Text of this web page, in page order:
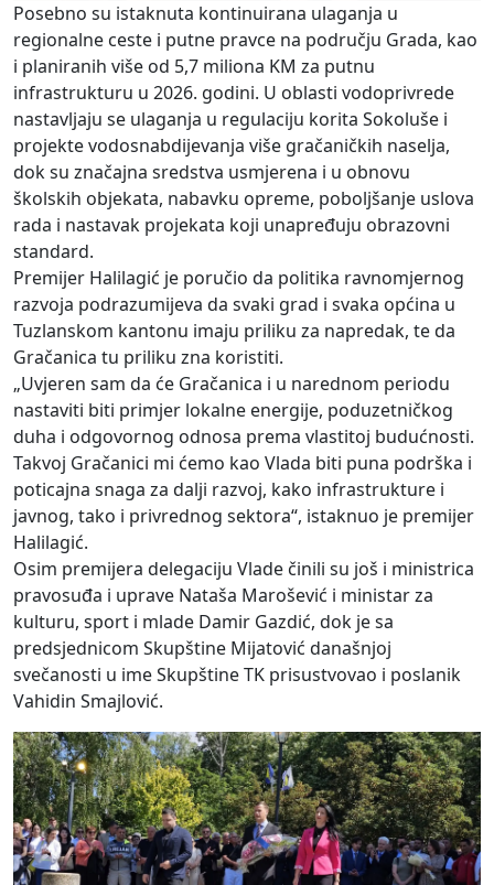
Posebno su istaknuta kontinuirana ulaganja u
regionalne ceste i putne pravce na području Grada, kao
i planiranih više od 5,7 miliona KM za putnu
infrastrukturu u 2026. godini. U oblasti vodoprivrede
nastavljaju se ulaganja u regulaciju korita Sokoluše i
projekte vodosnabdijevanja više gračaničkih naselja,
dok su značajna sredstva usmjerena i u obnovu
školskih objekata, nabavku opreme, poboljšanje uslova
rada i nastavak projekata koji unapređuju obrazovni
standard.
Premijer Halilagić je poručio da politika ravnomjernog
razvoja podrazumijeva da svaki grad i svaka općina u
Tuzlanskom kantonu imaju priliku za napredak, te da
Gračanica tu priliku zna koristiti.
„Uvjeren sam da će Gračanica i u narednom periodu
nastaviti biti primjer lokalne energije, poduzetničkog
duha i odgovornog odnosa prema vlastitoj budućnosti.
Takvoj Gračanici mi ćemo kao Vlada biti puna podrška i
poticajna snaga za dalji razvoj, kako infrastrukture i
javnog, tako i privrednog sektora“, istaknuo je premijer
Halilagić.
Osim premijera delegaciju Vlade činili su još i ministrica
pravosuđa i uprave Nataša Marošević i ministar za
kulturu, sport i mlade Damir Gazdić, dok je sa
predsjednicom Skupštine Mijatović današnjoj
svečanosti u ime Skupštine TK prisustvovao i poslanik
Vahidin Smajlović.